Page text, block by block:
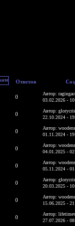
Ответов
0
Автор:
03.02.2026 -
0
Автор:
22.10.2024 -
0
Автор:
01.11.2024 -
0
Автор:
04.01.2025 -
0
Автор:
05.11.2024 -
0
Автор:
20.03.2025 -
0
Автор:
15.06.2025 -
0
Автор:
27.07.2026 -